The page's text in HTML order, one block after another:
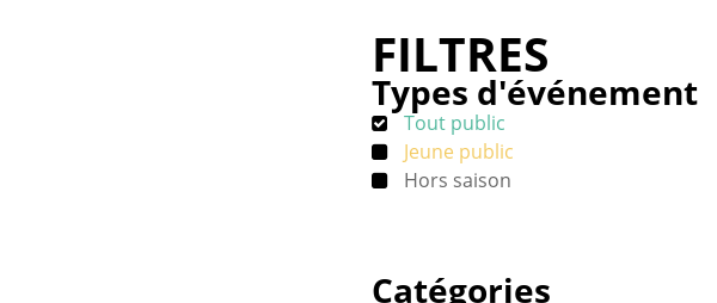
FILTRES
Types d'événement
Tout public
Jeune public
Hors saison
Catégories